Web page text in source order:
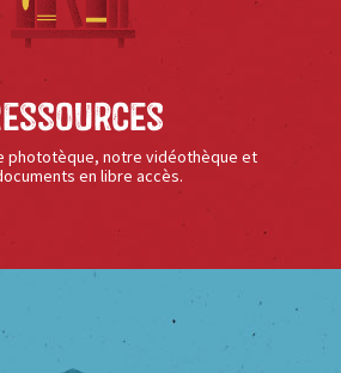
phototèque, notre vidéothèque et
en libre accès.